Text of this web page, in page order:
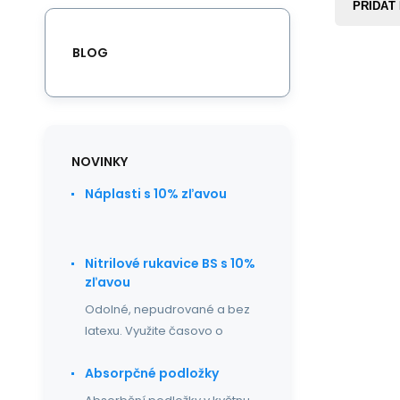
PRIDAŤ
BLOG
NOVINKY
Náplasti s 10% zľavou
Nitrilové rukavice BS s 10%
zľavou
Odolné, nepudrované a bez
latexu. Využite časovo o
Absorpčné podložky